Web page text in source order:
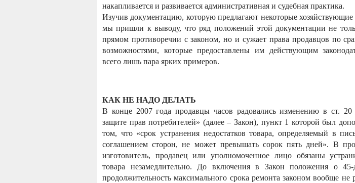
накапливается и развивается административная и судебная практика.
Изучив документацию, которую предлагают некоторые
мы пришли к выводу, что ряд положений этой документации не
прямом противоречии с законом, но и сужает права продавцов по
возможностями, которые предоставлены им действующим
всего лишь пара ярких примеров.
КАК НЕ НАДО ДЕЛАТЬ
В конце 2007 года продавцы часов радовались изменению в ст.
защите прав потребителей» (далее – Закон), пункт 1 которой был
том, что «срок устранения недостатков товара, определяемый в
соглашением сторон, не может превышать сорок пять дней». В
изготовитель, продавец или уполномоченное лицо обязаны
товара незамедлительно. До включения в Закон положения о 45-
продолжительность максимального срока ремонта законом вообще не